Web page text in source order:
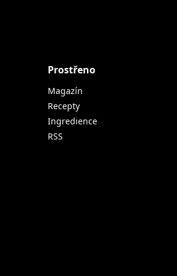
Prostřeno
Magazín
Recepty
Ingredience
RSS